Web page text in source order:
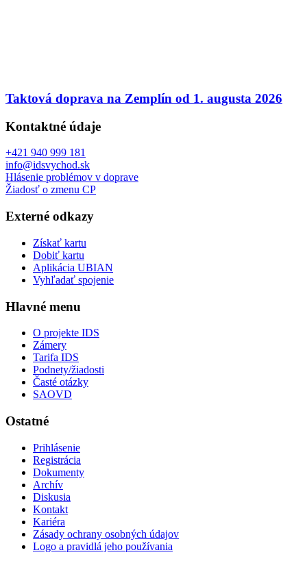
Taktová doprava na Zemplín od 1. augusta 2026
Kontaktné údaje
+421 940 999 181
info@idsvychod.sk
Hlásenie problémov v doprave
Žiadosť o zmenu CP
Externé odkazy
Získať kartu
Dobiť kartu
Aplikácia UBIAN
Vyhľadať spojenie
Hlavné menu
O projekte IDS
Zámery
Tarifa IDS
Podnety/žiadosti
Časté otázky
SAOVD
Ostatné
Prihlásenie
Registrácia
Dokumenty
Archív
Diskusia
Kontakt
Kariéra
Zásady ochrany osobných údajov
Logo a pravidlá jeho používania